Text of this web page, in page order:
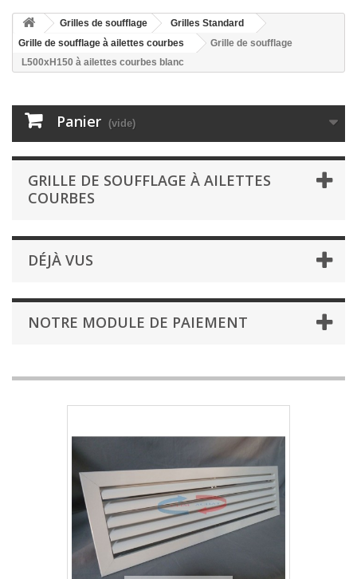
Grilles de soufflage
Grilles Standard
Grille de soufflage à ailettes courbes
Grille de soufflage
L500xH150 à ailettes courbes blanc
Panier (vide)
GRILLE DE SOUFFLAGE À AILETTES
COURBES
DÉJÀ VUS
NOTRE MODULE DE PAIEMENT